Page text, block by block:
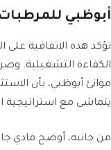
أبوظبي
تؤكد هذه الاتفاقية
الكفاءة التشغيلية.
موانئ أبوظبي، بأن
يتماشى مع استراتيجية
من جانبه، أوضح فادي